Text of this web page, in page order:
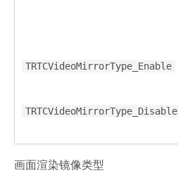
TRTCVideoMirrorType_Enable
TRTCVideoMirrorType_Disable
画面渲染镜像类型